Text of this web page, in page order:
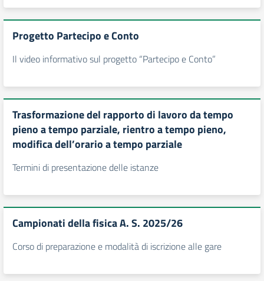
Progetto Partecipo e Conto
Il video informativo sul progetto “Partecipo e Conto”
Trasformazione del rapporto di lavoro da tempo
pieno a tempo parziale, rientro a tempo pieno,
modifica dell’orario a tempo parziale
Termini di presentazione delle istanze
Campionati della fisica A. S. 2025/26
Corso di preparazione e modalità di iscrizione alle gare